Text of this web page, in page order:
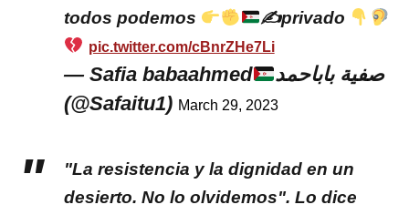
todos podemos
✍privado
pic.twitter.com/cBnrZHe7Li
— Safia babaahmed
صفية باباحمد
(@Safaitu1) March 29, 2023
"La resistencia y la dignidad en un
desierto. No lo olvidemos". Lo dice